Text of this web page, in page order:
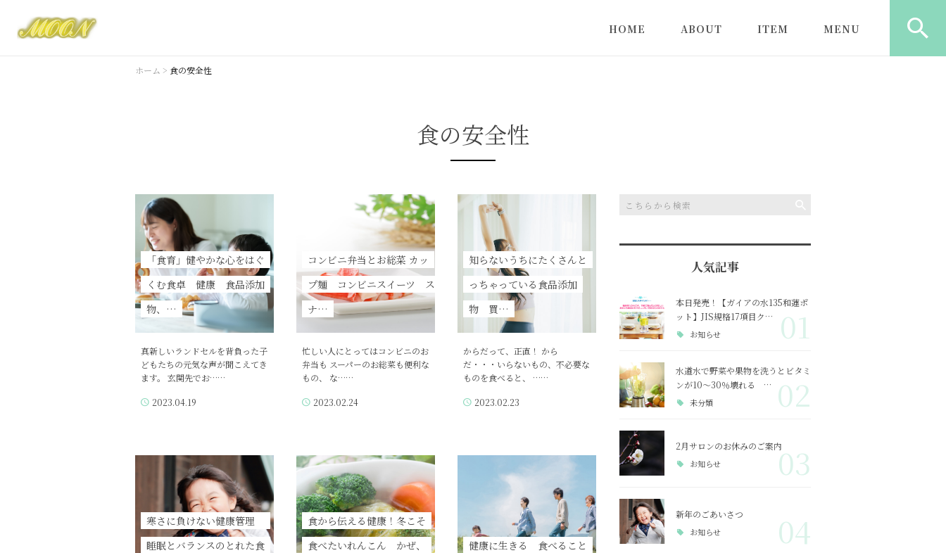
HOME ABOUT ITEM MENU
ホーム > 食の安全性
食の安全性
「食育」健やかな心をはぐ
くむ食卓 健康 食品添加
物、…
真新しいランドセルを背負った子
どもたちの元気な声が聞こえてき
ます。 玄関先でお……
2023.04.19
コンビニ弁当とお総菜 カッ
プ麺 コンビニスイーツ ス
ナ…
忙しい人にとってはコンビニのお
弁当も スーパーのお総菜も便利な
もの、 な……
2023.02.24
知らないうちにたくさんと
っちゃっている食品添加
物 買…
からだって、正直！ から
だ・・・いらないもの、不必要な
ものを食べると、 ……
2023.02.23
寒さに負けない健康管理
睡眠とバランスのとれた食
食から伝える健康！冬こそ
食べたいれんこん かぜ、
健康に生きる 食べること
人気記事
本日発売！【ガイアの水135和蓮ポ
ット】JIS規格17項目ク…
お知らせ 01
水道水で野菜や果物を洗うとビタミ
ンが10～30％壊れる …
未分類 02
2月サロンのお休みのご案内
お知らせ 03
新年のごあいさつ
お知らせ 04